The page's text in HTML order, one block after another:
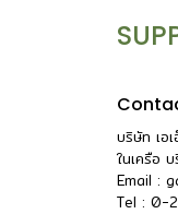
บริษัท เอ
ในเครือ
Email :
Tel : 0-